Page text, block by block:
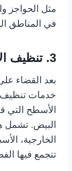
مثل الحواجز
في المناطق
3. تنظيف الأسطح الملوثة
بعد القضاء
خدمات تنظيف
الأسطح التي
البيض. تشمل
الخارجية،
تتجمع فيها